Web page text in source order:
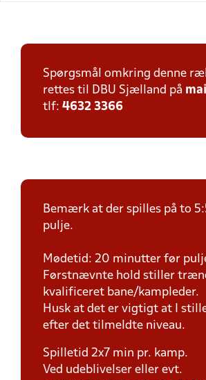
Spørgsmål omkring denne
rettes til DBU Sjælland på mail
tlf: 4632 3366
Bemærk at der spilles på to
pulje.
Mødetid: 20 minutter før
Førstnævnte hold stiller
kvalificeret bane/kampleder.
Husk at det er vigtigt at I
efter det tilmeldte niveau.
Spilletid 2x7 min pr. kamp.
Ved udeblivelser eller evt.